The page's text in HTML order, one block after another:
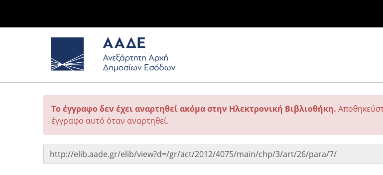
Το έγγραφο δεν έχει αναρτηθεί ακόμα στην Ηλεκτρονική Βιβλιοθήκη.
έγγραφο αυτό όταν αναρτηθεί.